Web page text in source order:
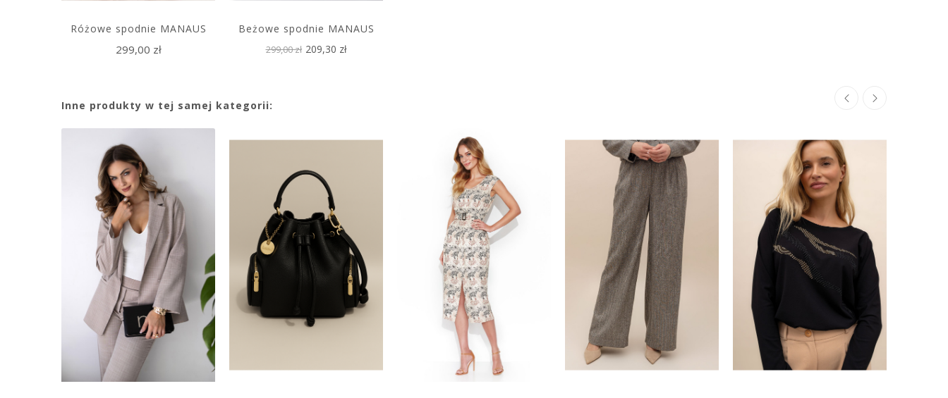
Różowe spodnie MANAUS
299,00 zł
Beżowe spodnie MANAUS
299,00 zł 209,30 zł
Inne produkty w tej samej kategorii: